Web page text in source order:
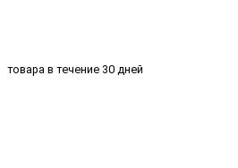
товара в течение 30 дней